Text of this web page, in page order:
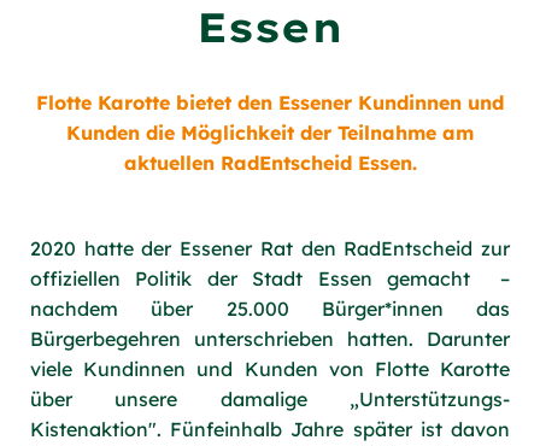
Essen
Flotte Karotte bietet den Essener Kundinnen und
Kunden die Möglichkeit der Teilnahme am
aktuellen RadEntscheid Essen.
2020 hatte der Essener Rat den RadEntscheid zur
offiziellen Politik der Stadt Essen gemacht –
nachdem über 25.000 Bürger*innen das
Bürgerbegehren unterschrieben hatten. Darunter
viele Kundinnen und Kunden von Flotte Karotte
über unsere damalige „Unterstützungs-
Kistenaktion". Fünfeinhalb Jahre später ist davon